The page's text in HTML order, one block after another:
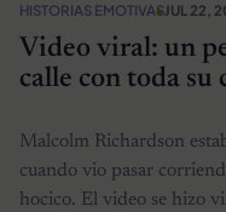
HISTORIAS EMOTIVASJUL 22,
Video viral: un
calle con toda su
Malcolm Richardson
cuando vio pasar
hocico. El video se hizo